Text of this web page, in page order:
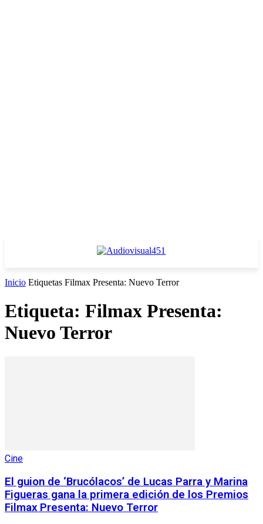
Inicio Etiquetas Filmax Presenta: Nuevo Terror
Etiqueta: Filmax Presenta:
Nuevo Terror
Cine
El guion de ‘Brucólacos’ de Lucas Parra y Marina
Figueras gana la primera edición de los Premios
Filmax Presenta: Nuevo Terror